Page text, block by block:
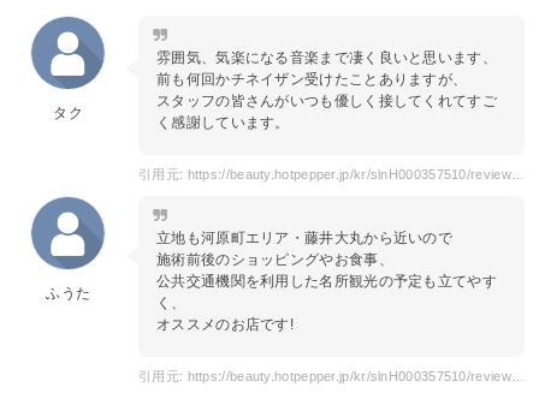
タク
雰囲気、気楽になる音楽まで凄く良いと思います、
前も何回かチネイザン受けたことありますが、
スタッフの皆さんがいつも優しく接してくれてすご
く感謝しています。
引用元: https://beauty.hotpepper.jp/kr/slnH000357510/review/PN2.html
ふうた
立地も河原町エリア・藤井大丸から近いので
施術前後のショッピングやお食事、
公共交通機関を利用した名所観光の予定も立てやす
く、
オススメのお店です!
引用元: https://beauty.hotpepper.jp/kr/slnH000357510/review/PN4.html